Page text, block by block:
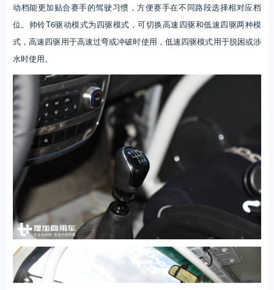
动档能更加贴合赛手的驾驶习惯，方便赛手在不同路段选择相对应档
位。帅铃T6驱动模式为四驱模式，可切换高速四驱和低速四驱两种模
式，高速四驱用于高速过弯或冲破时使用，低速四驱模式用于脱困或涉
水时使用。